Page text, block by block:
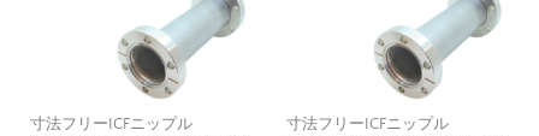
寸法フリーICFニップル
寸法フリーICFニップル